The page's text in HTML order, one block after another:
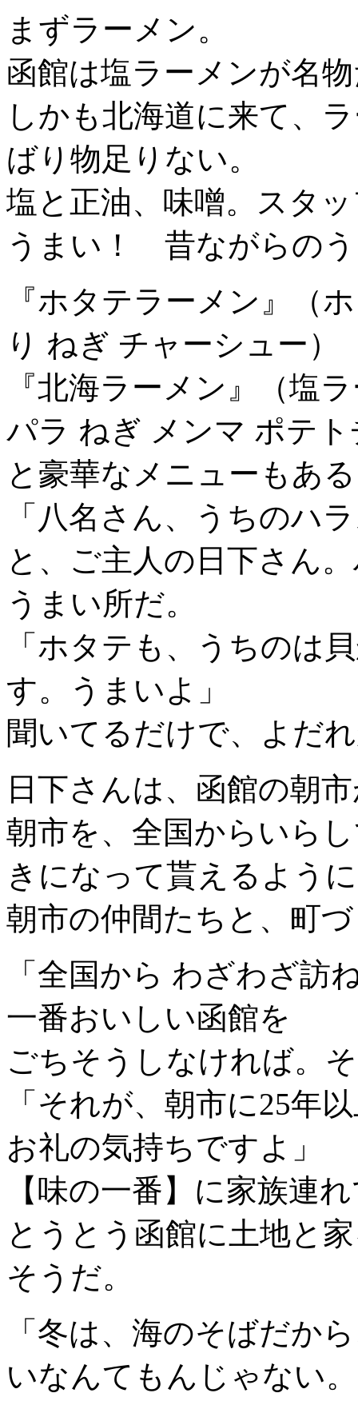
まずラーメン。
函館は塩ラーメンが名
しかも北海道に来て、
ばり物足りない。
塩と正油、味噌。スタ
うまい！ 昔ながらの
『ホタテラーメン』（
り ねぎ チャーシュー）
『北海ラーメン』（塩
パラ ねぎ メンマ ポテ
と豪華なメニューもあ
「八名さん、うちのハ
と、ご主人の日下さん
うまい所だ。
「ホタテも、うちのは
す。うまいよ」
聞いてるだけで、よだ
日下さんは、函館の朝
朝市を、全国からいら
きになって貰えるよう
朝市の仲間たちと、町
「全国から わざわざ訪
一番おいしい函館を
ごちそうしなければ。
「それが、朝市に25年
お礼の気持ちですよ」
【味の一番】に家族連
とうとう函館に土地と
そうだ。
「冬は、海のそばだか
いなんてもんじゃない。